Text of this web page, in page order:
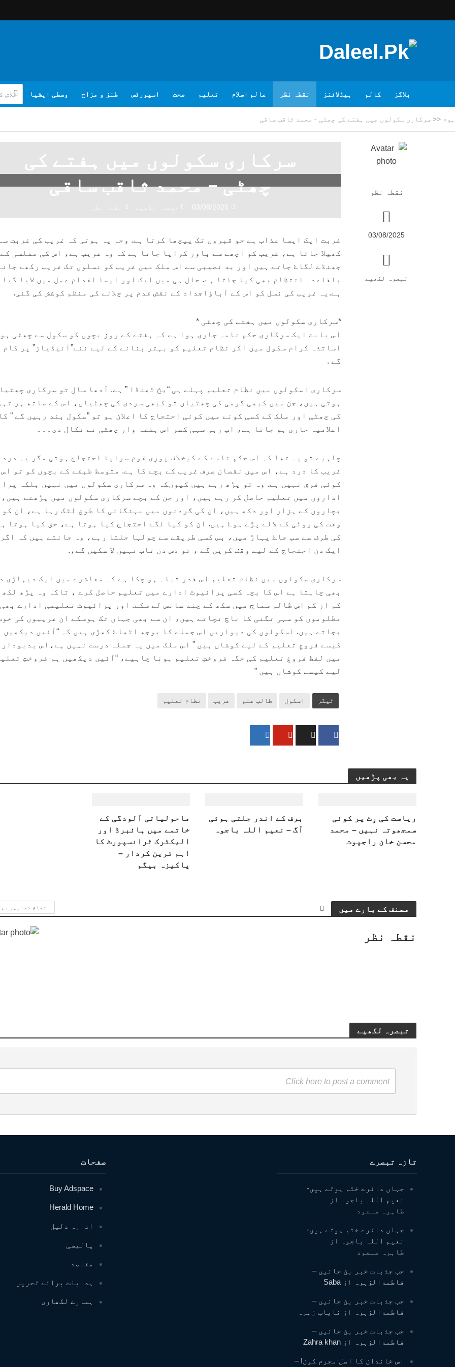
بلاگز کالم ہیڈلائنز نقطہ نظر عالم اسلام تعلیم صحت اسپورٹس طنز و مزاح وسطی ایشیا
ہوم << سرکاری سکولوں میں ہفتے کی چھٹی - محمد ثاقب ساقی
نقطہ نظر
03/08/2025
تبصرہ لکھیے
سرکاری سکولوں میں ہفتے کی
چھٹی – محمد ثاقب ساقی
03/08/2025
غربت ایک ایسا عذاب ہے جو قبروں تک پیچھا کرتا ہے. وجہ یہ ہوتی کہ غریب کی غربت
کھیلا جاتا ہے، غریب کو اچھے سے باور کرایا جاتا ہے کہ وہ غریب ہے، اس کی مفلسی کے
جھنڈے لگاۓ جاتے ہیں اور بد نصیبی سے اس ملک میں غریب کو نسلوں تک غریب رکھے
باقاعدہ انتظام بھی کیا جاتا ہے. حال ہی میں ایک اور ایسا اقدام عمل میں لایا گیا
ہے.یہ غریب کی نسل کو اس کے آباؤاجداد کے نقش قدم پر چلانے کی منظم کوشش کی گئی.
*سرکاری سکولوں میں ہفتے کی چھٹی *
اس بابت ایک سرکاری حکم نامہ جاری ہوا ہے کہ ہفتے کے روز بچوں کو سکول سے چھٹی
اساتذہ کرام سکول میں آکر نظام تعلیم کو بہتر بنانے کے لیے نئے”آئیڈیاز” پر کام
گے .
سرکاری اسکولوں میں نظام تعلیم پہلے ہی “یخ ٹھنڈا ” ہے. آدھا سال تو سرکاری
ہوتی ہیں، جن میں کبھی گرمی کی چھٹیاں تو کبھی سردی کی چھٹیاں، اس کے ساتھ ہر
کی چھٹی اور ملک کے کسی کونے میں کوئی احتجاج کا اعلان ہو تو ”سکول بند رہیں گے ”
اعلامیہ جاری ہو جاتا ہے، اب رہی سہی کسر اس ہفتہ وار چھٹی نے نکال دی۔۔۔
چاہیے تو یہ تھا کہ اس حکم نامے کے کیخلاف پوری قوم سراپا احتجاج ہوتی مگر یہ درد
غریب کا درد ہے، اس میں نقصان صرف غریب کے بچے کا ہے. متوسط طبقے کے بچوں کو تو
کوئی فرق نہیں ہے. وہ تو پڑھ رہے ہیں کیوںکہ وہ سرکاری سکولوں میں نہیں بلکہ
اداروں میں تعلیم حاصل کر رہے ہیں، اور جن کے بچے سرکاری سکولوں میں پڑھتے
بچاروں کے ہزار اور دکھ ہیں، ان کی گردنوں میں مہنگائی کا طوق لٹک رہا ہے، ان کو
وقت کی روٹی کے لالے پڑے ہوۓ ہیں. ان کو کیا لگے احتجاج کیا ہوتا ہے، حق کیا ہوتا
کی طرف سے سب جاۓ پہاڑ میں، بس کسی طریقے سے چولہا جلتا رہے، وہ جانتے ہیں کہ
ایک دن احتجاج کے لیے وقف کریں گے ، تو دس دن تاب نہیں لا سکیں گے،.
سرکاری سکولوں میں نظام تعلیم اس قدر تباہ ہو چکا ہے کہ معاشرے میں ایک دیہاڑی
بھی چاہتا ہے اس کا بچہ کسی پرائیوٹ ادارے میں تعلیم حاصل کرے ، تاکہ وہ پڑھ لکھ
کم از کم اس ظالم سماج میں سکھ کے چند سانس لے سکے. اور پرائیوٹ تعلیمی ادارے
مظلوموں کو سہی تگنی کا ناچ نچاتے ہیں، ان سے بھی جہاں تک ہوسکے ان غریبوں کی
بجاتے ہیں. اسکولوں کی دیواریں اس جملے کا بوجھ اٹھاۓ کھڑی ہیں کہ “آئیں دیکھیں
کیسے فروعِ تعلیم کے لیے کوشاں ہیں ” اس ملک میں یہ جملہ درست نہیں ہے،اس
میں لفظ فروغِ تعلیم کی جگہ فروختِ تعلیم ہونا چاہیے، “آئیں دیکھیں ہم فروختِ
لیے کیسے کوشاں ہیں ”
ٹیگز اسکول طالب علم غریب نظام تعلیم
یہ بھی پڑھیں
ریاست کی رِٹ پر کوئی
سمجھوتہ نہیں – محمد
محسن خان راجپوت
برف کے اندر جلتی ہوئی
آگ – نعیم اللہ باجوہ
ماحولیاتی آلودگی کے
خاتمے میں ہائبرڈ اور
الیکٹرک ٹرانسپورٹ کا
اہم ترین کردار –
پاکیزہ بیگم
مصنف کے بارے میں تمام تحاریر
نقطہ نظر
تبصرہ لکھیے
Click here to post a comment
صفحات
Buy Adspace
Herald Home
ادارہ دلیل
پالیسی
مقاصد
ہدایات برائے تحریر
ہمارے لکھاری
تازہ تبصرے
جہاں دائرے ختم ہوتے ہیں-
نعیم اللہ باجوہ
از
طاہرہ مسعود
جہاں دائرے ختم ہوتے ہیں-
نعیم اللہ باجوہ
از
طاہرہ مسعود
جب جذبات خبر بن جائیں –
فاطمۃالزہرہ
ازSaba
جب جذبات خبر بن جائیں –
فاطمۃالزہرہ
از نایاب زہرہ
جب جذبات خبر بن جائیں –
فاطمۃالزہرہ
ازZahra khan
اس خاندان کا اصل مجرم کون! –